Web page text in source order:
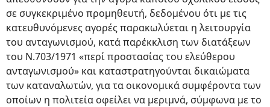
σε συγκεκριμένο προμηθευτή, δεδομένου ότι με τις
κατευθυνόμενες αγορές παρακωλύεται η λειτουργία
του ανταγωνισμού, κατά παρέκκλιση των διατάξεων
του Ν.703/1971 «περί προστασίας του ελεύθερου
ανταγωνισμού» και καταστρατηγούνται δικαιώματα
των καταναλωτών, για τα οικονομικά συμφέροντα των
οποίων η πολιτεία οφείλει να μεριμνά, σύμφωνα με το